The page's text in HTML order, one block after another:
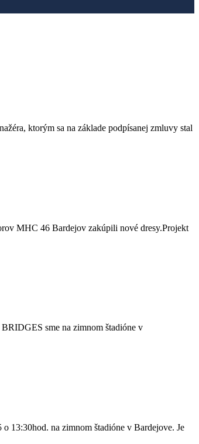
ktorým sa na základe podpísanej zmluvy stal
MHC 46 Bardejov zakúpili nové dresy.Projekt
sme na zimnom štadióne v
13:30hod. na zimnom štadióne v Bardejove. Je